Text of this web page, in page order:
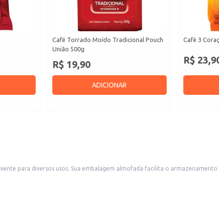
Café Torrado Moído Tradicional Pouch
União 500g
R$ 19,90
ADICIONAR
Café 3
R$
café, mantendo suas características. É ideal para uso